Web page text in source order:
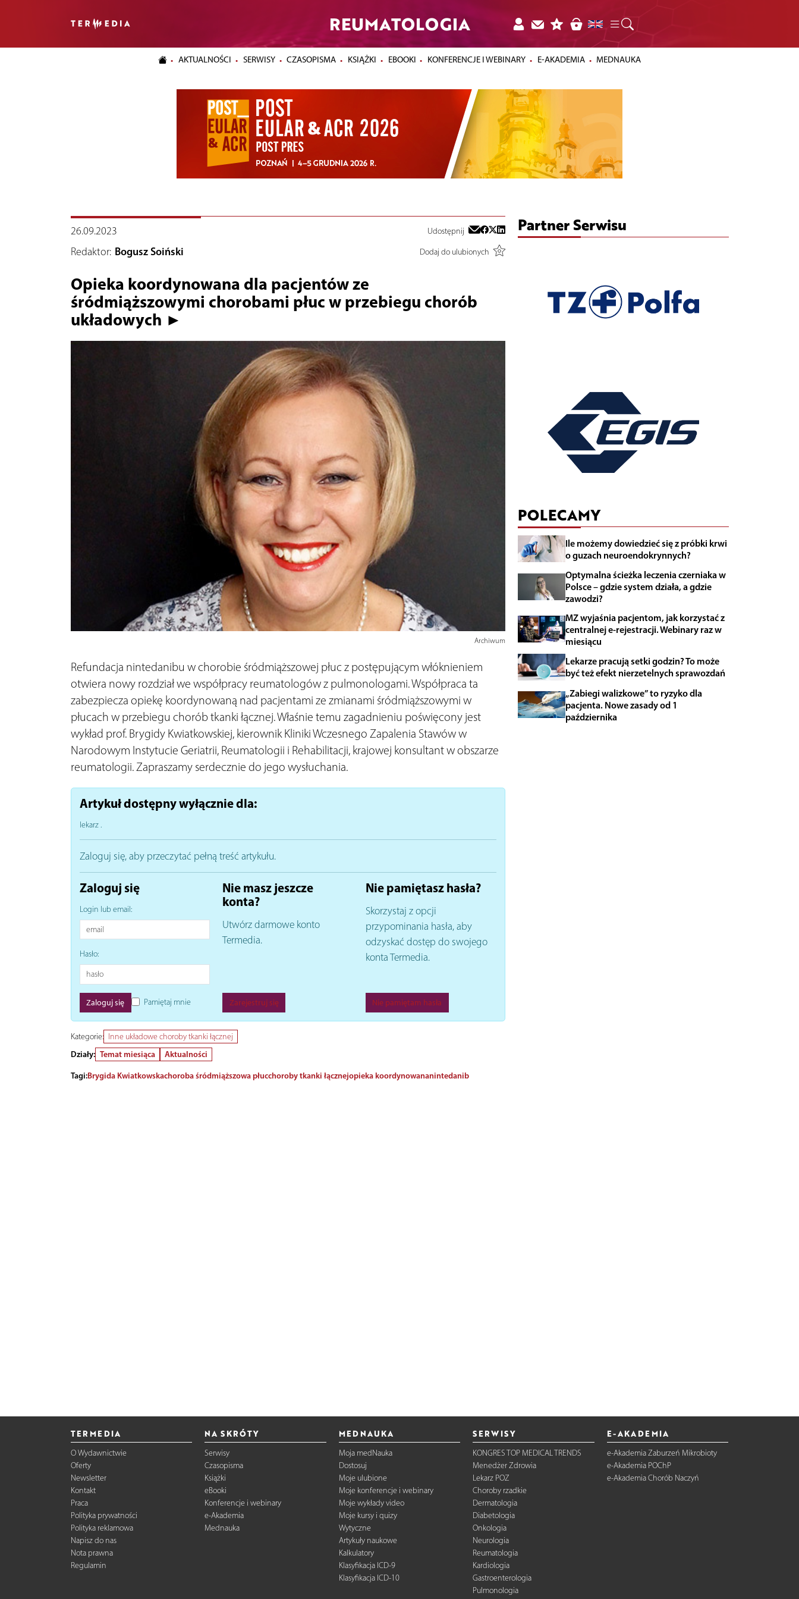
REUMATOLOGIA
AKTUALNOŚCI SERWISY CZASOPISMA KSIĄŻKI EBOOKI KONFERENCJE I WEBINARY E-AKADEMIA MEDNAUKA
26.09.2023 Udostępnij
Redaktor: Bogusz Soiński Dodaj do ulubionych
Opieka koordynowana dla pacjentów ze
śródmiąższowymi chorobami płuc w przebiegu chorób
układowych ►
Archiwum
Refundacja nintedanibu w chorobie śródmiąższowej płuc z postępującym włóknieniem
otwiera nowy rozdział we współpracy reumatologów z pulmonologami. Współpraca ta
zabezpiecza opiekę koordynowaną nad pacjentami ze zmianami śródmiąższowymi w
płucach w przebiegu chorób tkanki łącznej. Właśnie temu zagadnieniu poświęcony jest
wykład prof. Brygidy Kwiatkowskiej, kierownik Kliniki Wczesnego Zapalenia Stawów w
Narodowym Instytucie Geriatrii, Reumatologii i Rehabilitacji, krajowej konsultant w obszarze
reumatologii. Zapraszamy serdecznie do jego wysłuchania.
Artykuł dostępny wyłącznie dla:
lekarz.
Zaloguj się, aby przeczytać pełną treść artykułu.
Zaloguj się
Login lub email:
Hasło:
Pamiętaj mnie
Nie masz jeszcze
konta?
Utwórz darmowe konto
Termedia.
Zarejestruj się
Nie pamiętasz hasła?
Skorzystaj z opcji
przypominania hasła, aby
odzyskać dostęp do swojego
konta Termedia.
Nie pamiętam hasła
Kategorie: Inne układowe choroby tkanki łącznej
Działy: Temat miesiąca
Aktualności
Tagi:Brygida Kwiatkowskachoroba śródmiąższowa płucchoroby tkanki łącznejopieka koordynowananintedanib
Partner Serwisu
POLECAMY
Ile możemy dowiedzieć się z próbki krwi
o guzach neuroendokrynnych?
Optymalna ścieżka leczenia czerniaka w
Polsce – gdzie system działa, a gdzie
zawodzi?
MZ wyjaśnia pacjentom, jak korzystać z
centralnej e-rejestracji. Webinary raz w
miesiącu
Lekarze pracują setki godzin? To może
być też efekt nierzetelnych sprawozdań
„Zabiegi walizkowe” to ryzyko dla
pacjenta. Nowe zasady od 1
października
TERMEDIA
O Wydawnictwie
Oferty
Newsletter
Kontakt
Praca
Polityka prywatności
Polityka reklamowa
Napisz do nas
Nota prawna
Regulamin
NA SKRÓTY
Serwisy
Czasopisma
Książki
eBooki
Konferencje i webinary
e-Akademia
Mednauka
MEDNAUKA
Moja medNauka
Dostosuj
Moje ulubione
Moje konferencje i webinary
Moje wykłady video
Moje kursy i quizy
Wytyczne
Artykuły naukowe
Kalkulatory
Klasyfikacja ICD-9
Klasyfikacja ICD-10
SERWISY
KONGRES TOP MEDICAL TRENDS
Menedżer Zdrowia
Lekarz POZ
Choroby rzadkie
Dermatologia
Diabetologia
Onkologia
Neurologia
Reumatologia
Kardiologia
Gastroenterologia
Pulmonologia
E-AKADEMIA
e-Akademia Zaburzeń Mikrobioty
e-Akademia POChP
e-Akademia Chorób Naczyń